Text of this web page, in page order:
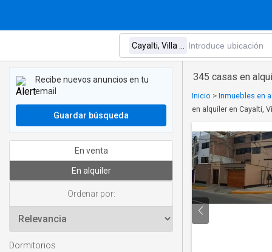
345 casas en
Inicio > Inmuebles en
en alquiler en Cayalti,
Recibe nuevos anuncios en tu
email
Guardar búsqueda
En venta
En alquiler
Ordenar por:
Dormitorios